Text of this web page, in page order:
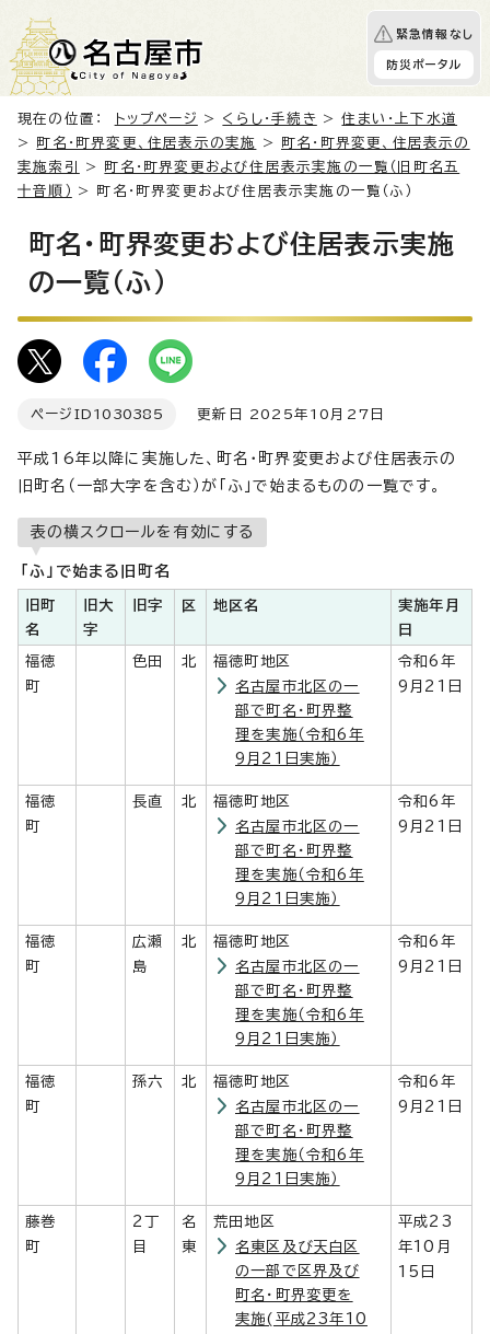
緊急情報なし
防災ポータル
現在の位置： トップページ > くらし・手続き >住まい・上下水道
>
町名・町界変更、住居表示の実施 >
町名・町界変更、住居表示の
実施索引
>
町名・町界変更および住居表示実施の一覧（旧町名五
十音順）
> 町名・町界変更および住居表示実施の一覧（ふ）
町名・町界変更および住居表示実施
の一覧（ふ）
ページID 1030385 更新日 2025年10月27日
平成16年以降に実施した、町名・町界変更および住居表示の
旧町名（一部大字を含む）が「ふ」で始まるものの一覧です。
表の横スクロールを有効にする
「ふ」で始まる旧町名
旧町
名
旧大
字
旧字 区 地区名
実施年月
日
福徳
町
色田 北
福徳町地区
名古屋市北区の一
部で町名・町界整
理を実施（令和6年
9月21日実施）
令和6年
9月21日
福徳
町
長直 北
福徳町地区
名古屋市北区の一
部で町名・町界整
理を実施（令和6年
9月21日実施）
令和6年
9月21日
福徳
町
広瀬
島
北
福徳町地区
名古屋市北区の一
部で町名・町界整
理を実施（令和6年
9月21日実施）
令和6年
9月21日
福徳
町
孫六 北
福徳町地区
名古屋市北区の一
部で町名・町界整
理を実施（令和6年
9月21日実施）
令和6年
9月21日
藤巻
町
2丁
目
名
東
荒田地区
名東区及び天白区
の一部で区界及び
町名・町界変更を
実施(平成23年10
平成23
年10月
15日